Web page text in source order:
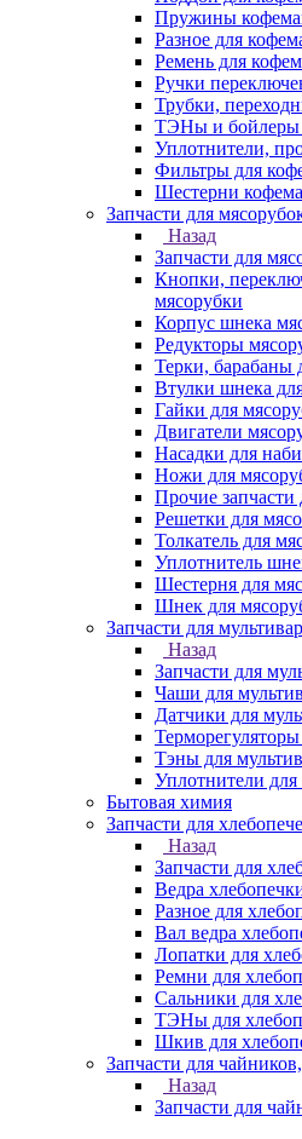
Пружины
Разное для
Ремень для
Ручки
Трубки,
ТЭНы и бойлеры
Уплотнители,
Фильтры для
Шестерни
Запчасти для
Назад
Запчасти для
Кнопки,
мясорубки
Корпус шнека
Редукторы
Терки, барабаны
Втулки шнека
Гайки для
Двигатели
Насадки для
Ножи для
Прочие запчасти
Решетки для
Толкатель для
Уплотнитель
Шестерня для
Шнек для
Запчасти для
Назад
Запчасти для
Чаши для
Датчики для
Тэны для
Уплотнители для
Бытовая химия
Запчасти для
Назад
Запчасти для
Ведра
Разное для
Вал ведра
Лопатки для
Ремни для
Сальники для
ТЭНы для
Шкив для
Запчасти для
Назад
Запчасти для